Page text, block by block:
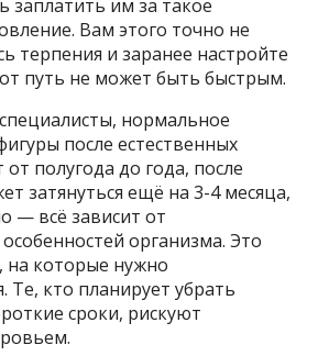
им за такое
Вам этого точно не
терпения и заранее настройте
путь не может быть быстрым.
нормальное
после естественных
от полугода до года, после
затянуться ещё на 3-4 месяца,
— всё зависит от
организма. Это
которые нужно
Те, кто планирует убрать
сроки, рискуют